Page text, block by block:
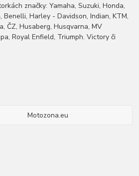
značky: Yamaha, Suzuki, Honda,
Benelli, Harley - Davidson, Indian, KTM,
ČZ, Husaberg, Husqvarna, MV
Royal Enfield, Triumph. Victory či
Motozona.eu